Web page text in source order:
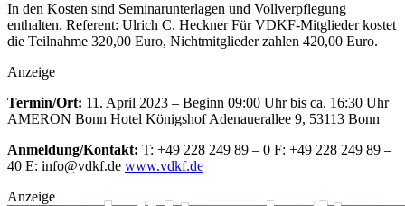
In den Kosten sind Seminarunterlagen und Vollverpflegung
enthalten. Referent: Ulrich C. Heckner Für VDKF-Mitglieder kostet
die Teilnahme 320,00 Euro, Nichtmitglieder zahlen 420,00 Euro.
Anzeige
Termin/Ort: 11. April 2023 – Beginn 09:00 Uhr bis ca. 16:30 Uhr
AMERON Bonn Hotel Königshof Adenauerallee 9, 53113 Bonn
Anmeldung/Kontakt: T: +49 228 249 89 – 0 F: +49 228 249 89 –
40 E: info@vdkf.de www.vdkf.de
Anzeige